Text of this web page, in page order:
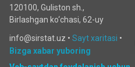
120100, Guliston sh.,
Birlashgan ko‘chаsi, 62-uy
info@sirstat.uz • Sayt xaritasi •
Bizga xabar yuboring